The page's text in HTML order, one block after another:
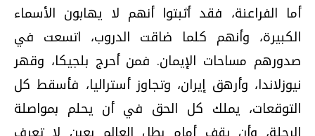
أما الفراعنة، فقد أثبتوا أنهم لا يهابون الأسماء
الكبيرة، وأنهم كلما ضاقت الدروب، اتسعت في
صدورهم مساحات الإيمان. فمن أحرج بلجيكا، وقهر
نيوزلاندا، وأرهق إيران، وتجاوز أستراليا، فأسقط كل
التوقعات، يملك كل الحق في أن يحلم بمواصلة